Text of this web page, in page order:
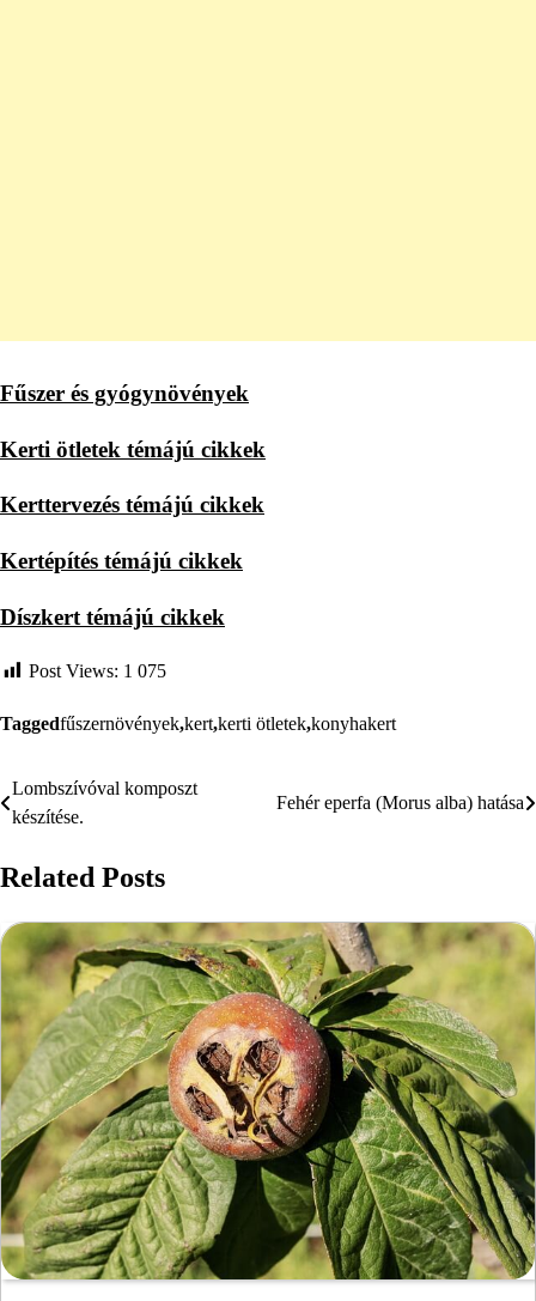
Fűszer és gyógynövények
Kerti ötletek témájú cikkek
Kerttervezés témájú cikkek
Kertépítés témájú cikkek
Díszkert témájú cikkek
Post Views: 1 075
Taggedfűszernövények,kert,kerti ötletek,konyhakert
Bejegyzés
Lombszívóval komposzt
készítése.
Fehér eperfa (Morus alba) hatása
Related Posts